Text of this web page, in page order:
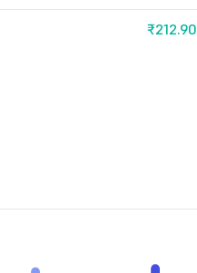
₹212.90